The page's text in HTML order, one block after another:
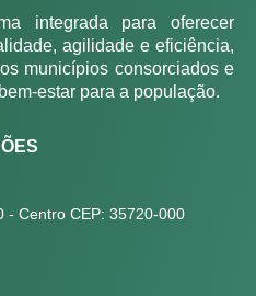
integrada para oferecer
agilidade e eficiência,
municípios consorciados e
estar para a população.
- Centro CEP: 35720-000